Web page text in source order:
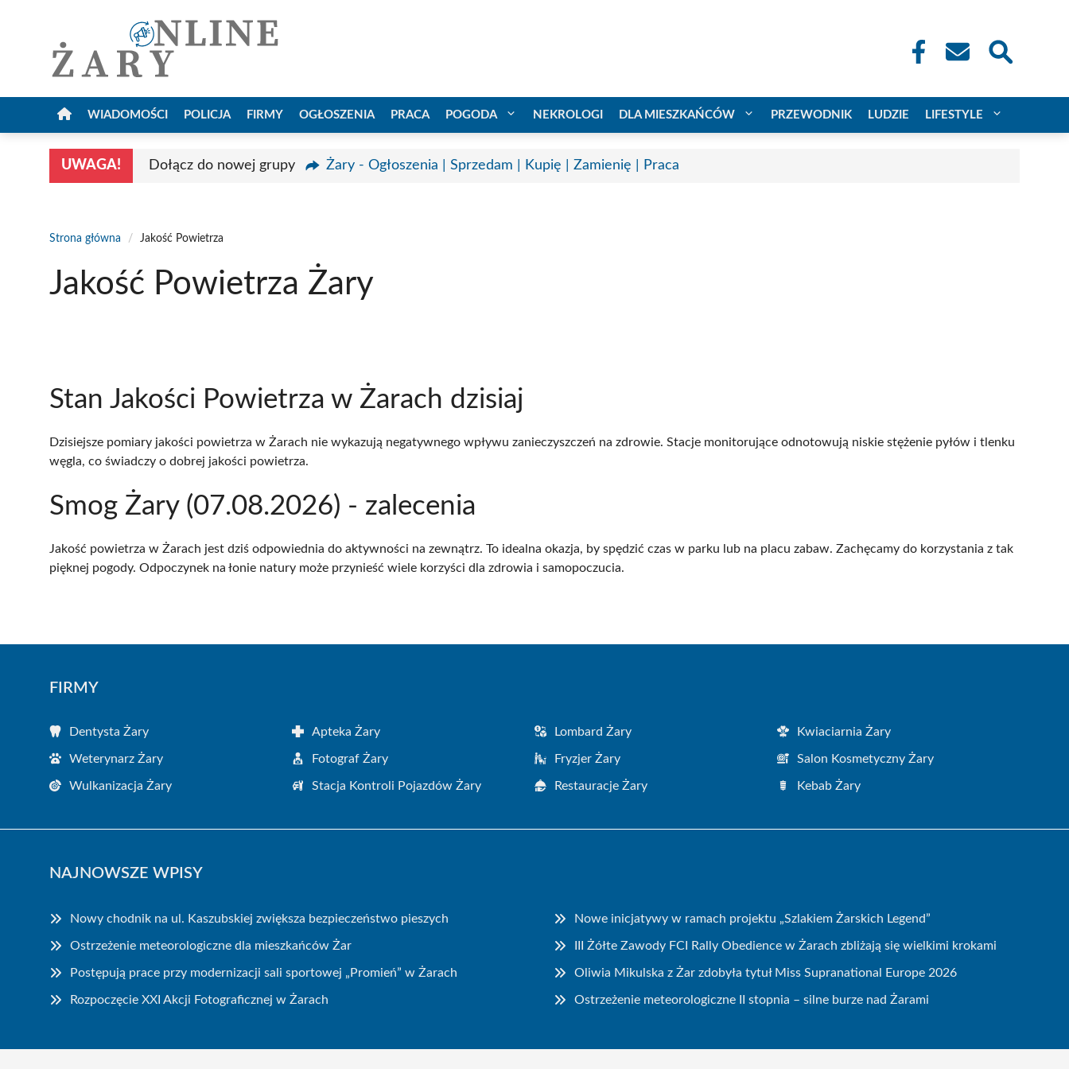
WIADOMOŚCI POLICJA FIRMY OGŁOSZENIA PRACA POGODA NEKROLOGI DLA MIESZKAŃCÓW PRZEWODNIK LUDZIE LIFESTYLE
UWAGA! Dołącz do nowej grupy Żary - Ogłoszenia | Sprzedam | Kupię | Zamienię | Praca
Strona główna / Jakość Powietrza
Jakość Powietrza Żary
Stan Jakości Powietrza w Żarach dzisiaj
Dzisiejsze pomiary jakości powietrza w Żarach nie wykazują negatywnego wpływu zanieczyszczeń na zdrowie. Stacje monitorujące odnotowują niskie stężenie pyłów i tlenku
węgla, co świadczy o dobrej jakości powietrza.
Smog Żary (07.08.2026) - zalecenia
Jakość powietrza w Żarach jest dziś odpowiednia do aktywności na zewnątrz. To idealna okazja, by spędzić czas w parku lub na placu zabaw. Zachęcamy do korzystania z tak
pięknej pogody. Odpoczynek na łonie natury może przynieść wiele korzyści dla zdrowia i samopoczucia.
FIRMY
Dentysta Żary Apteka Żary Lombard Żary Kwiaciarnia Żary
Weterynarz Żary Fotograf Żary Fryzjer Żary Salon Kosmetyczny Żary
Wulkanizacja Żary Stacja Kontroli Pojazdów Żary Restauracje Żary Kebab Żary
NAJNOWSZE WPISY
Nowy chodnik na ul. Kaszubskiej zwiększa bezpieczeństwo pieszych Nowe inicjatywy w ramach projektu „Szlakiem Żarskich Legend”
Ostrzeżenie meteorologiczne dla mieszkańców Żar III Żółte Zawody FCI Rally Obedience w Żarach zbliżają się wielkimi krokami
Postępują prace przy modernizacji sali sportowej „Promień” w Żarach Oliwia Mikulska z Żar zdobyła tytuł Miss Supranational Europe 2026
Rozpoczęcie XXI Akcji Fotograficznej w Żarach Ostrzeżenie meteorologiczne II stopnia – silne burze nad Żarami